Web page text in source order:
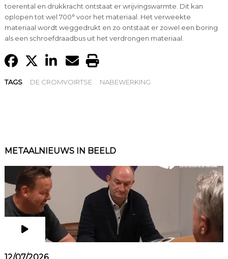
toerental en drukkracht ontstaat er wrijvingswarmte. Dit kan
oplopen tot wel 700° voor het materiaal. Het verweekte
materiaal wordt weggedrukt en zo ontstaat er zowel een boring
als een schroefdraadbus uit het verdrongen materiaal.
TAGS DE CROMVOIRTSE NABEWERKING
METAALNIEUWS IN BEELD